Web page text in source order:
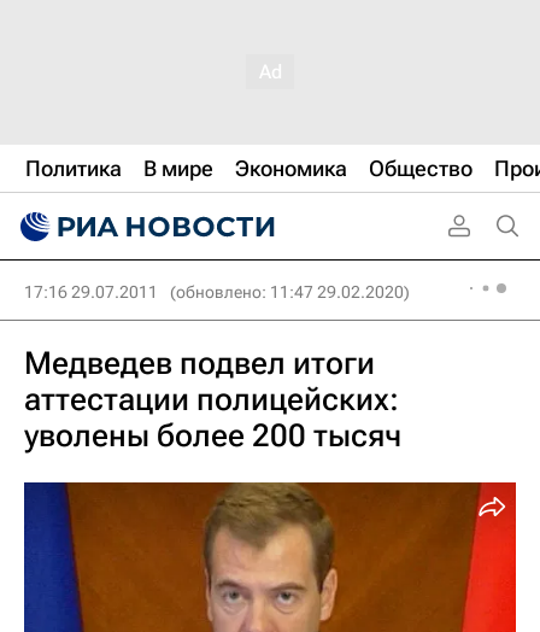
Политика В мире Экономика Общество
17:16 29.07.2011 (обновлено: 11:47 29.02.2020)
Медведев подвел итоги
аттестации полицейских:
уволены более 200 тысяч